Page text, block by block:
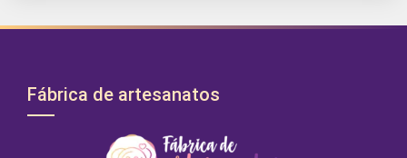
Fábrica de artesanatos